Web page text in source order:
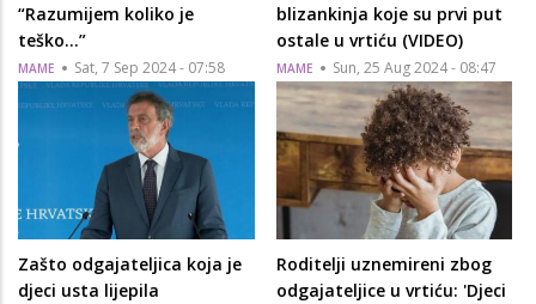
“Razumijem koliko je
teško...”
MAME Sat, 7 Sep 2024 - 07:58
blizankinja koje su prvi put
ostale u vrtiću (VIDEO)
MAME Sun, 25 Aug 2024 - 08:47
Zašto odgajateljica koja je
djeci usta lijepila
Roditelji uznemireni zbog
odgajateljice u vrtiću: 'Djeci